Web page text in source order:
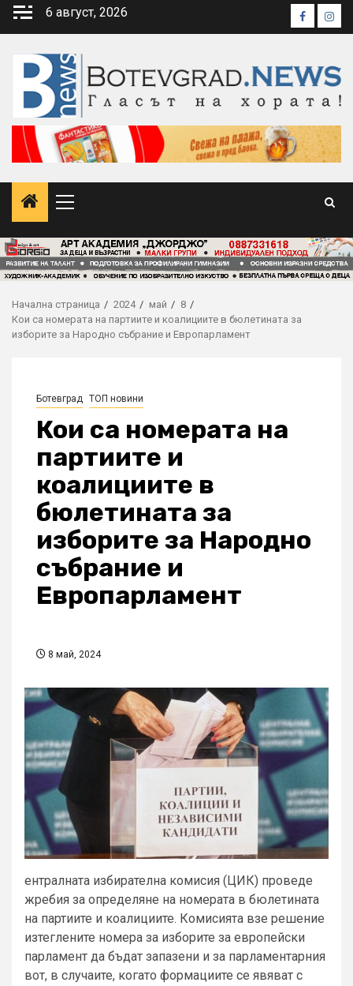
Skip
6 август, 2026 Facebook
Primary
Начална страница 2024 май
8
Кои са номерата на партиите и коалициите в бюлетината за
изборите за Народно събрание и Европарламент
Ботевград ТОП новини
Кои са номерата на
партиите и
коалициите в
бюлетината за
изборите за Народно
събрание и
Европарламент
8 май, 2024
ентралната избирателна комисия (ЦИК) проведе
жребия за определяне на номерата в бюлетината
на партиите и коалициите. Комисията взе решение
изтеглените номера за изборите за европейски
парламент да бъдат запазени и за парламентарния
вот, в случаите, когато формациите се явяват с